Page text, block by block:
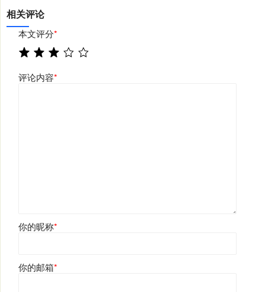
相关评论
本文评分*
评论内容*
你的昵称*
你的邮箱*